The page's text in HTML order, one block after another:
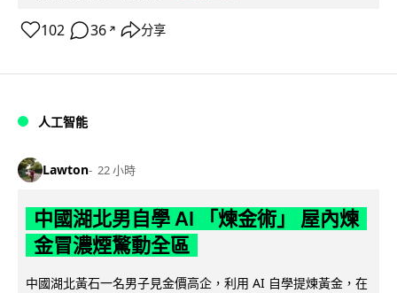
102 36 ↗ 分享
人工智能
Lawton 22 小時
中國湖北男自學 AI 「煉金術」 屋內煉
金冒濃煙驚動全區
中國湖北黃石一名男子見金價高企，利用 AI 自學提煉黃金，在